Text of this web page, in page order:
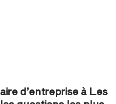
d’entreprise à Les